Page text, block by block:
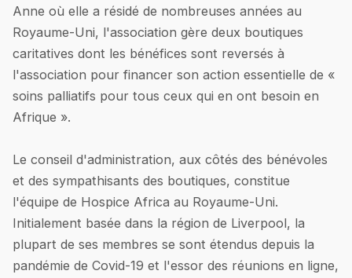
Anne où elle a résidé de nombreuses années au
Royaume-Uni, l'association gère deux boutiques
caritatives dont les bénéfices sont reversés à
l'association pour financer son action essentielle de «
soins palliatifs pour tous ceux qui en ont besoin en
Afrique ».
Le conseil d'administration, aux côtés des bénévoles
et des sympathisants des boutiques, constitue
l'équipe de Hospice Africa au Royaume-Uni.
Initialement basée dans la région de Liverpool, la
plupart de ses membres se sont étendus depuis la
pandémie de Covid-19 et l'essor des réunions en ligne,